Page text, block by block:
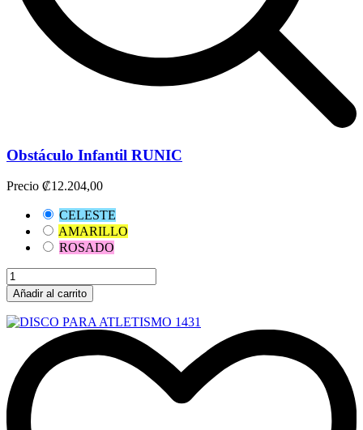
Obstáculo Infantil RUNIC
Precio ₡12.204,00
CELESTE
AMARILLO
ROSADO
Añadir al carrito